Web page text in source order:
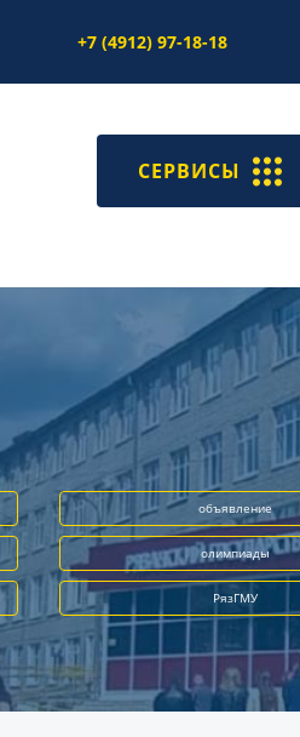
+7 (4912) 97-18-18
СЕРВИСЫ
объявление
олимпиады
РязГМУ